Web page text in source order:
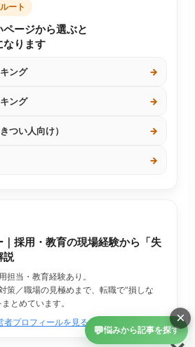
ート
ページから選ぶと
なります
ング →
ング →
つい人向け） →
→
採用・教育の現場経験から「失
説
担当・教育経験あり。
策／職場の見極めまで、転職で“損しな
とめています。
者プロフィールを見る
💬悩みから記事を探す
×